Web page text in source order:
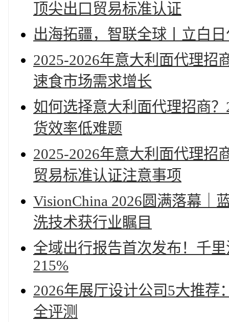
顶尖出口贸易标准认证
出海拓疆，智联全球丨立白
2025-2026年意大利面代理招
速食市场需求增长
如何选择意大利面代理招商
货效率低难题
2025-2026年意大利面代理招
贸易标准认证注意事项
VisionChina 2026圆满落幕｜
洗技术获行业瞩目
全域出行报告首次发布！千
215%
2026年展厅设计公司5大推
全评测